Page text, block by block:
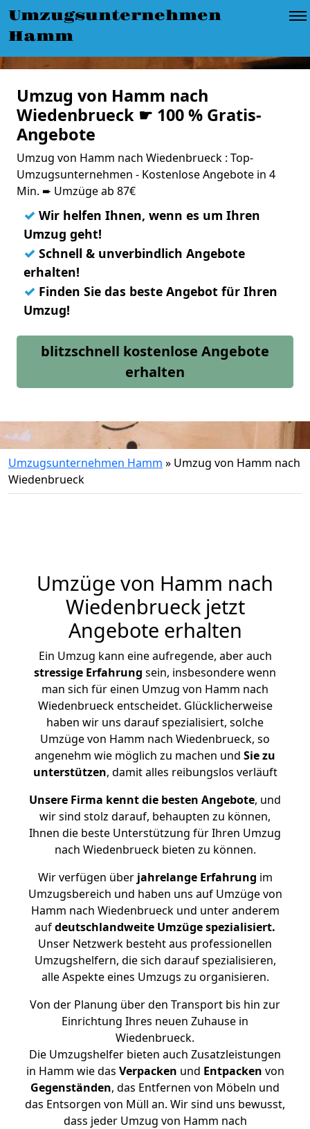
Umzugsunternehmen
Hamm
Umzug von Hamm nach
Wiedenbrueck ☛ 100 % Gratis-
Angebote
Umzug von Hamm nach Wiedenbrueck : Top-
Umzugsunternehmen - Kostenlose Angebote in 4
Min. ➨ Umzüge ab 87€
✓ Wir helfen Ihnen, wenn es um Ihren
Umzug geht!
✓ Schnell & unverbindlich Angebote
erhalten!
✓ Finden Sie das beste Angebot für Ihren
Umzug!
blitzschnell kostenlose Angebote
erhalten
Umzugsunternehmen Hamm » Umzug von Hamm nach
Wiedenbrueck
Umzüge von Hamm nach
Wiedenbrueck jetzt
Angebote erhalten
Ein Umzug kann eine aufregende, aber auch
stressige Erfahrung sein, insbesondere wenn
man sich für einen Umzug von Hamm nach
Wiedenbrueck entscheidet. Glücklicherweise
haben wir uns darauf spezialisiert, solche
Umzüge von Hamm nach Wiedenbrueck, so
angenehm wie möglich zu machen und Sie zu
unterstützen, damit alles reibungslos verläuft
Unsere Firma kennt die besten Angebote, und
wir sind stolz darauf, behaupten zu können,
Ihnen die beste Unterstützung für Ihren Umzug
nach Wiedenbrueck bieten zu können.
Wir verfügen überjahrelange Erfahrung im
Umzugsbereich und haben uns auf Umzüge von
Hamm nach Wiedenbrueck und unter anderem
aufdeutschlandweite Umzüge spezialisiert.
Unser Netzwerk besteht aus professionellen
Umzugshelfern, die sich darauf spezialisieren,
alle Aspekte eines Umzugs zu organisieren.
Von der Planung über den Transport bis hin zur
Einrichtung Ihres neuen Zuhause in
Wiedenbrueck.
Die Umzugshelfer bieten auch Zusatzleistungen
in Hamm wie das Verpacken und Entpacken von
Gegenständen, das Entfernen von Möbeln und
das Entsorgen von Müll an. Wir sind uns bewusst,
dass jeder Umzug von Hamm nach